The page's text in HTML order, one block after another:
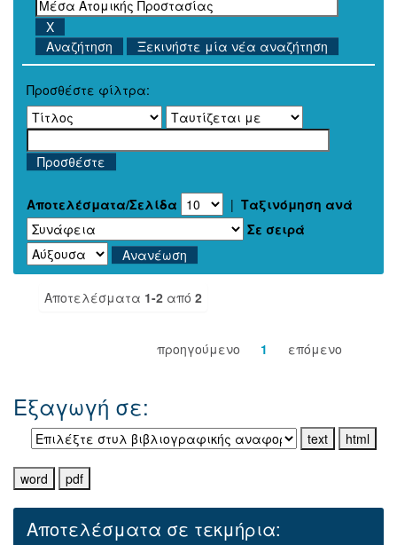
Ξεκινήστε μία νέα αναζήτηση
Προσθέστε φίλτρα:
Αποτελέσματα/Σελίδα | Ταξινόμηση ανά
Σε σειρά
Αποτελέσματα 1-2 από 2
προηγούμενο 1 επόμενο
Εξαγωγή σε:
Αποτελέσματα σε τεκμήρια: